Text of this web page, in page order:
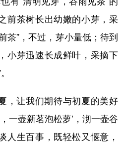
前茶树长出幼嫩的小芽，采
茶”，不过，芽小量低；待到
小芽迅速长成鲜叶，采摘下
让我们期待与初夏的美好
一壶新茗泡松萝’，沏一壶谷
人生百事，既轻松又惬意，